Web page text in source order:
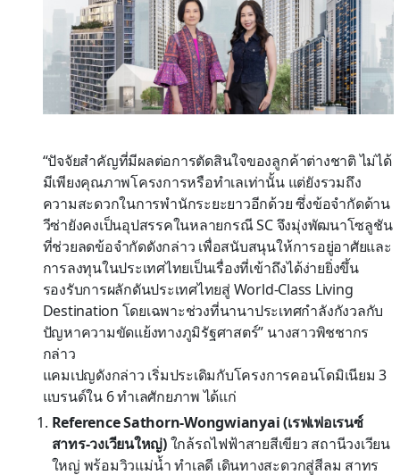
“ปัจจัยสำคัญที่มีผลต่อการตัดสินใจของลูกค้าต่างชาติ ไม่ได้
มีเพียงคุณภาพโครงการหรือทำเลเท่านั้น แต่ยังรวมถึง
ความสะดวกในการพำนักระยะยาวอีกด้วย ซึ่งข้อจำกัดด้าน
วีซ่ายังคงเป็นอุปสรรคในหลายกรณี SC จึงมุ่งพัฒนาโซลูชัน
ที่ช่วยลดข้อจำกัดดังกล่าว เพื่อสนับสนุนให้การอยู่อาศัยและ
การลงทุนในประเทศไทยเป็นเรื่องที่เข้าถึงได้ง่ายยิ่งขึ้น
รองรับการผลักดันประเทศไทยสู่ World-Class Living
Destination โดยเฉพาะช่วงที่นานาประเทศกำลังกังวลกับ
ปัญหาความขัดแย้งทางภูมิรัฐศาสตร์” นางสาวพิชชากร
กล่าว
แคมเปญดังกล่าว เริ่มประเดิมกับโครงการคอนโดมิเนียม 3
แบรนด์ใน 6 ทำเลศักยภาพ ได้แก่
Reference Sathorn-Wongwianyai (เรฟเฟอเรนซ์
สาทร-วงเวียนใหญ่)ใกล้รถไฟฟ้าสายสีเขียว สถานีวงเวียน
ใหญ่ พร้อมวิวแม่น้ำ ทำเลดี เดินทางสะดวกสู่สีลม สาทร